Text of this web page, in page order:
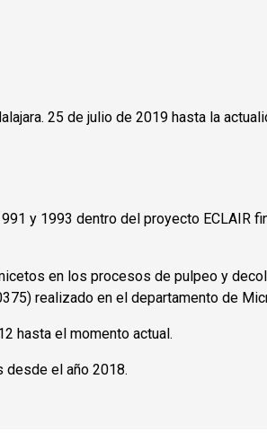
25 de julio de 2019 hasta la
y 1993 dentro del proyecto ECLAIR
en los procesos de pulpeo y
realizado en el departamento de
hasta el momento actual.
desde el año 2018.